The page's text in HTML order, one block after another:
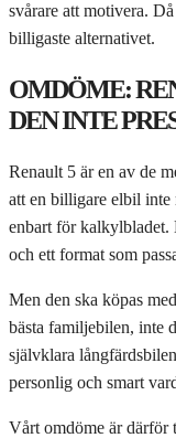
svårare att motivera.
billigaste alternativet.
OMDÖME:
DEN INTE
Renault 5 är en av de
att en billigare elbil inte
enbart för
och ett format som
Men den ska köpas
bästa familjebilen, inte
självklara
personlig och smart
Vårt omdöme är därför